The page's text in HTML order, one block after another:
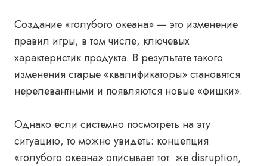
Создание «голубого океана» — это изменение
правил игры, в том числе, ключевых
характеристик продукта. В результате такого
изменения старые «квалификаторы» становятся
нерелевантными и появляются новые «фишки».
Однако если системно посмотреть на эту
ситуацию, то можно увидеть: концепция
«голубого океана» описывает тот же disruption,